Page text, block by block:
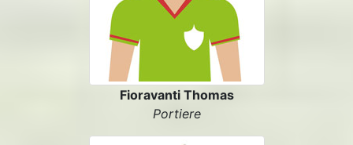
Fioravanti Thomas
Portiere